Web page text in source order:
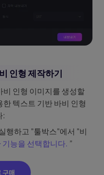
인형 제작하기
인형 이미지를 생성할
텍스트 기반 바비 인형
:
행하고 "툴박스"에서 "비
기능을 선택합니다. ”